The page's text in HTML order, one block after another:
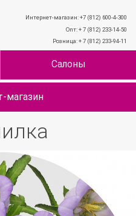
Интернет-магазин: +7 (812) 600-4-300
Опт: + 7 (812) 233-14-50
Розница: + 7 (812) 233-94-11
Салоны
магазин